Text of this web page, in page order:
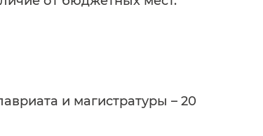
и магистратуры – 20